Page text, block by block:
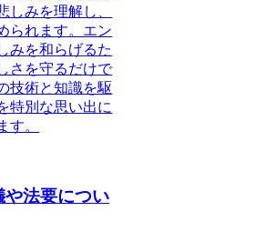
しみを理解し、
られます。エン
みを和らげるた
さを守るだけで
技術と知識を駆
特別な思い出に
す。
や法要につい